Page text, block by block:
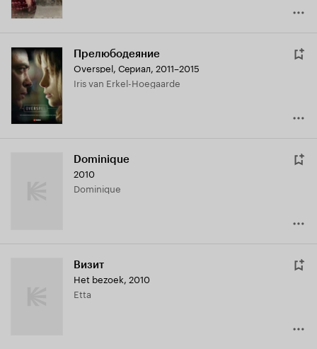
Прелюбодеяние
Overspel, Сериал, 2011–2015
Iris van Erkel-Hoegaarde
Dominique
2010
Dominique
Визит
Het bezoek, 2010
Etta